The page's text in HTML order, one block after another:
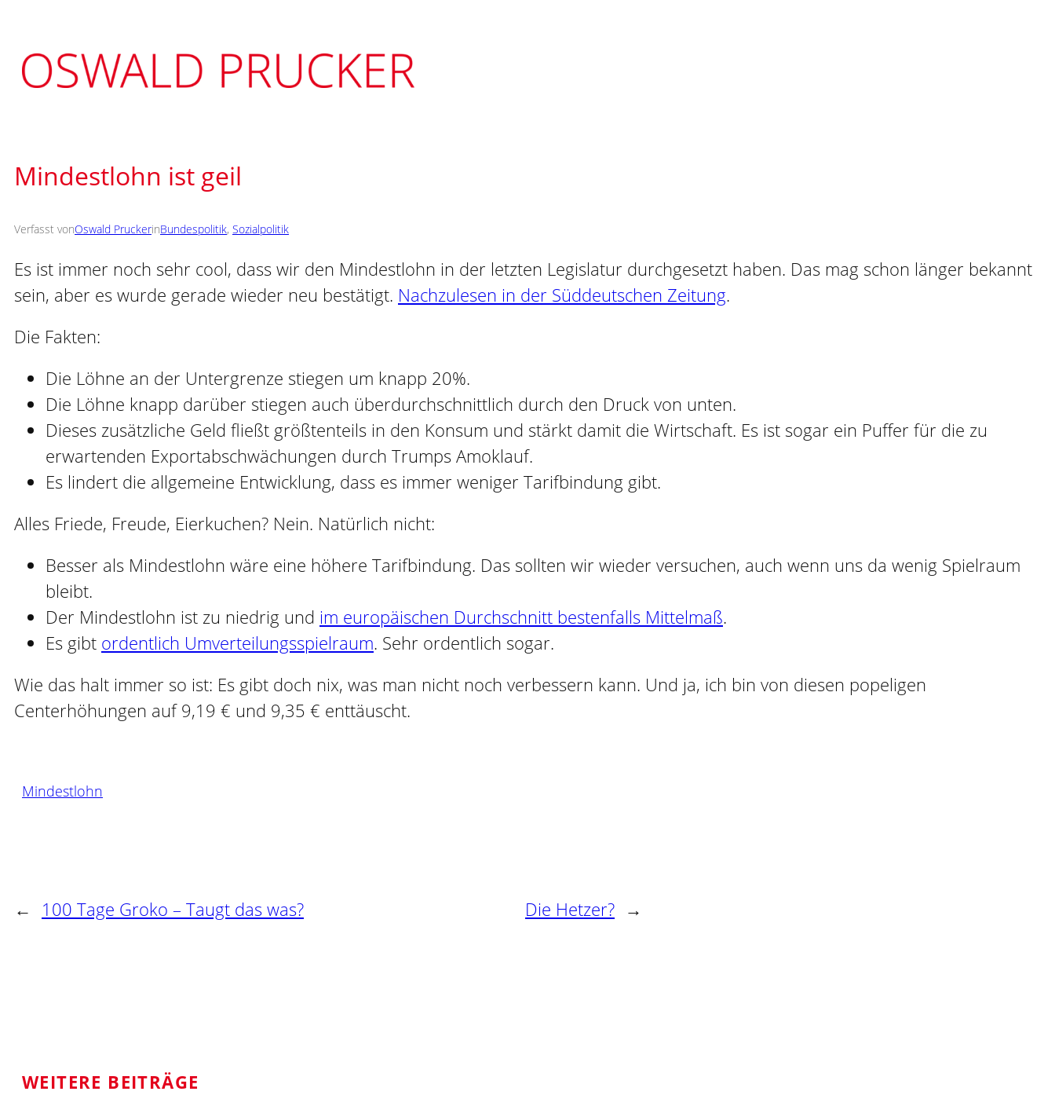
springen
Mindestlohn ist geil
Verfasst vonOswald PruckerinBundespolitik, Sozialpolitik
Es ist immer noch sehr cool, dass wir den Mindestlohn in der letzten Legislatur durchgesetzt haben. Das mag schon länger bekannt
sein, aber es wurde gerade wieder neu bestätigt. Nachzulesen in der Süddeutschen Zeitung.
Die Fakten:
Die Löhne an der Untergrenze stiegen um knapp 20%.
Die Löhne knapp darüber stiegen auch überdurchschnittlich durch den Druck von unten.
Dieses zusätzliche Geld fließt größtenteils in den Konsum und stärkt damit die Wirtschaft. Es ist sogar ein Puffer für die zu
erwartenden Exportabschwächungen durch Trumps Amoklauf.
Es lindert die allgemeine Entwicklung, dass es immer weniger Tarifbindung gibt.
Alles Friede, Freude, Eierkuchen? Nein. Natürlich nicht:
Besser als Mindestlohn wäre eine höhere Tarifbindung. Das sollten wir wieder versuchen, auch wenn uns da wenig Spielraum
bleibt.
Der Mindestlohn ist zu niedrig und im europäischen Durchschnitt bestenfalls Mittelmaß.
Es gibt ordentlich Umverteilungsspielraum. Sehr ordentlich sogar.
Wie das halt immer so ist: Es gibt doch nix, was man nicht noch verbessern kann. Und ja, ich bin von diesen popeligen
Centerhöhungen auf 9,19 € und 9,35 € enttäuscht.
Mindestlohn
← 100 Tage Groko – Taugt das was? Die Hetzer? →
WEITERE BEITRÄGE